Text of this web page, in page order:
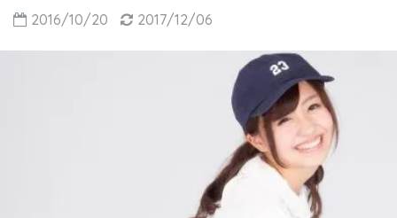
2016/10/20 2017/12/06